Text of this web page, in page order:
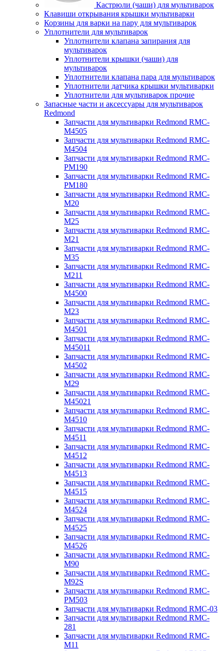
Кастрюли (чаши) для мультиварок
Клавиши открывания крышки мультиварки
Корзины для варки на пару для мультиварок
Уплотнители для мультиварок
Уплотнители клапана запирания для
мультиварок
Уплотнители крышки (чаши) для
мультиварок
Уплотнители клапана пара для мультиварок
Уплотнители датчика крышки мультиварки
Уплотнители для мультиварок прочие
Запасные части и аксессуары для мультиварок
Redmond
Запчасти для мультиварки Redmond RMC-
M4505
Запчасти для мультиварки Redmond RMC-
M4504
Запчасти для мультиварки Redmond RMC-
PM190
Запчасти для мультиварки Redmond RMC-
PM180
Запчасти для мультиварки Redmond RMC-
M20
Запчасти для мультиварки Redmond RMC-
M25
Запчасти для мультиварки Redmond RMC-
M21
Запчасти для мультиварки Redmond RMC-
M35
Запчасти для мультиварки Redmond RMC-
M211
Запчасти для мультиварки Redmond RMC-
M4500
Запчасти для мультиварки Redmond RMC-
M23
Запчасти для мультиварки Redmond RMC-
M4501
Запчасти для мультиварки Redmond RMC-
M45011
Запчасти для мультиварки Redmond RMC-
M4502
Запчасти для мультиварки Redmond RMC-
M29
Запчасти для мультиварки Redmond RMC-
M45021
Запчасти для мультиварки Redmond RMC-
M4510
Запчасти для мультиварки Redmond RMC-
M4511
Запчасти для мультиварки Redmond RMC-
M4512
Запчасти для мультиварки Redmond RMC-
M4513
Запчасти для мультиварки Redmond RMC-
M4515
Запчасти для мультиварки Redmond RMC-
M4524
Запчасти для мультиварки Redmond RMC-
M4525
Запчасти для мультиварки Redmond RMC-
M4526
Запчасти для мультиварки Redmond RMC-
M90
Запчасти для мультиварки Redmond RMC-
M92S
Запчасти для мультиварки Redmond RMC-
PM503
Запчасти для мультиварки Redmond RMC-03
Запчасти для мультиварки Redmond RMC-
281
Запчасти для мультиварки Redmond RMC-
M11